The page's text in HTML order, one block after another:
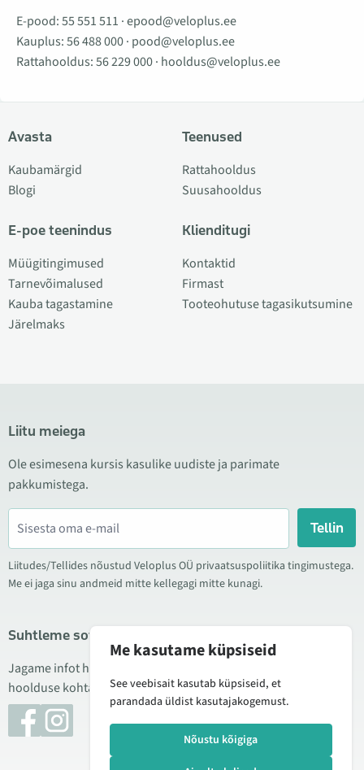
E-pood:55 551 511 ·epood@veloplus.ee
Kauplus:56 488 000· pood@veloplus.ee
Rattahooldus:56 229 000· hooldus@veloplus.ee
Avasta
Kaubamärgid
Blogi
E-poe teenindus
Müügitingimused
Tarnevõimalused
Kauba tagastamine
Järelmaks
Teenused
Rattahooldus
Suusahooldus
Klienditugi
Kontaktid
Firmast
Tooteohutuse tagasikutsumine
Liitu meiega
Ole esimesena kursis kasulike uudiste ja parimate
pakkumistega.
Tellin
Liitudes/Tellides nõustud Veloplus OÜ privaatsuspoliitika tingimustega.
Me ei jaga sinu andmeid mitte kellegagi mitte kunagi.
Suhtleme sotsiaalmeedias
Jagame infot hea hinna kampaaniate, uute toodete ning
hoolduse kohta. Mõnikord teeme ka tooteülevaateid.
Me kasutame küpsiseid
See veebisait kasutab küpsiseid, et
parandada üldist kasutajakogemust.
Nõustu kõigiga